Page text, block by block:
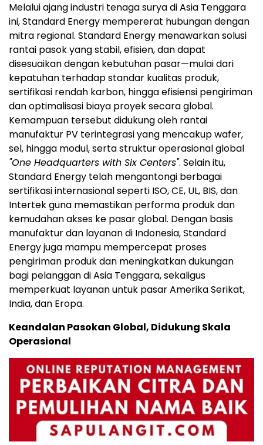
Melalui ajang industri tenaga surya di Asia Tenggara
ini, Standard Energy mempererat hubungan dengan
mitra regional. Standard Energy menawarkan solusi
rantai pasok yang stabil, efisien, dan dapat
disesuaikan dengan kebutuhan pasar—mulai dari
kepatuhan terhadap standar kualitas produk,
sertifikasi rendah karbon, hingga efisiensi pengiriman
dan optimalisasi biaya proyek secara global.
Kemampuan tersebut didukung oleh rantai
manufaktur PV terintegrasi yang mencakup wafer,
sel, hingga modul, serta struktur operasional global
"One Headquarters with Six Centers". Selain itu,
Standard Energy telah mengantongi berbagai
sertifikasi internasional seperti ISO, CE, UL, BIS, dan
Intertek guna memastikan performa produk dan
kemudahan akses ke pasar global. Dengan basis
manufaktur dan layanan di Indonesia, Standard
Energy juga mampu mempercepat proses
pengiriman produk dan meningkatkan dukungan
bagi pelanggan di Asia Tenggara, sekaligus
memperkuat layanan untuk pasar Amerika Serikat,
India, dan Eropa.
Keandalan Pasokan Global, Didukung Skala
Operasional